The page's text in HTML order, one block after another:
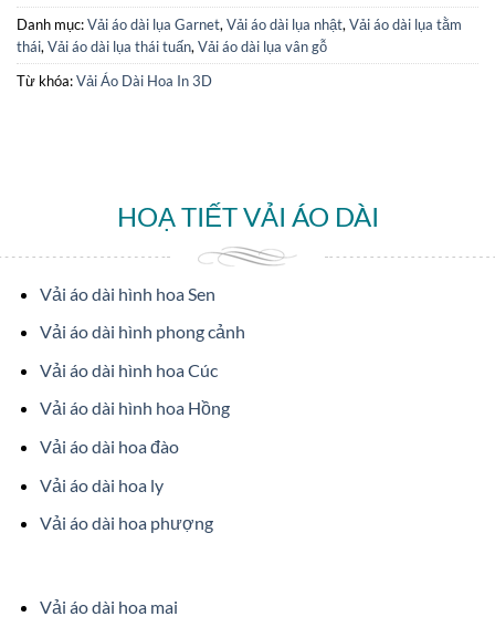
Danh mục:Vải áo dài lụa Garnet, Vải áo dài lụa nhật, Vải áo dài lụa tằm
thái, Vải áo dài lụa thái tuấn, Vải áo dài lụa vân gỗ
Từ khóa:Vải Áo Dài Hoa In 3D
HOẠ TIẾT VẢI ÁO DÀI
Vải áo dài hình hoa Sen
Vải áo dài hình phong cảnh
Vải áo dài hình hoa Cúc
Vải áo dài hình hoa Hồng
Vải áo dài hoa đào
Vải áo dài hoa ly
Vải áo dài hoa phượng
Vải áo dài hoa mai